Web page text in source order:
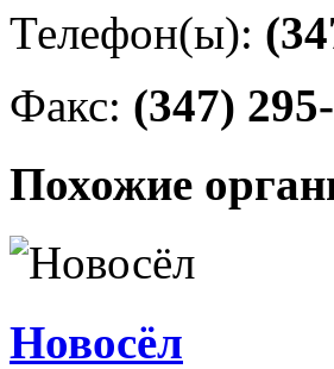
Телефон(ы):
Факс: (347)
Похожие
Новосёл